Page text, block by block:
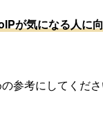
が気になる人に
参考にしてくださ